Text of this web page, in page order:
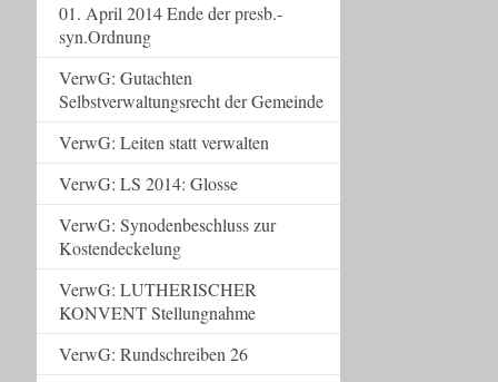
01. April 2014 Ende der presb.-
syn.Ordnung
VerwG: Gutachten
Selbstverwaltungsrecht der Gemeinde
VerwG: Leiten statt verwalten
VerwG: LS 2014: Glosse
VerwG: Synodenbeschluss zur
Kostendeckelung
VerwG: LUTHERISCHER
KONVENT Stellungnahme
VerwG: Rundschreiben 26